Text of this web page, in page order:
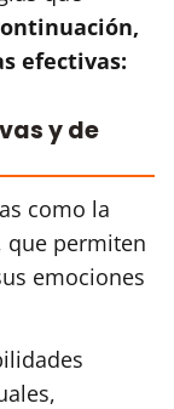
efectivas:
y de
como la
que permiten
emociones